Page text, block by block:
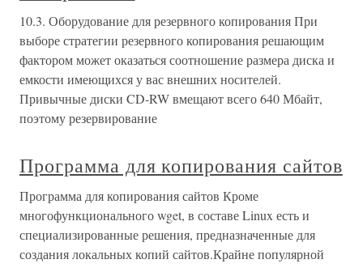
10.3. Оборудование для резервного копирования При
выборе стратегии резервного копирования решающим
фактором может оказаться соотношение размера диска и
емкости имеющихся у вас внешних носителей.
Привычные диски CD-RW вмещают всего 640 Мбайт,
поэтому резервирование
Программа для копирования сайтов
Программа для копирования сайтов Кроме
многофункционального wget, в составе Linux есть и
специализированные решения, предназначенные для
создания локальных копий сайтов.Крайне популярной